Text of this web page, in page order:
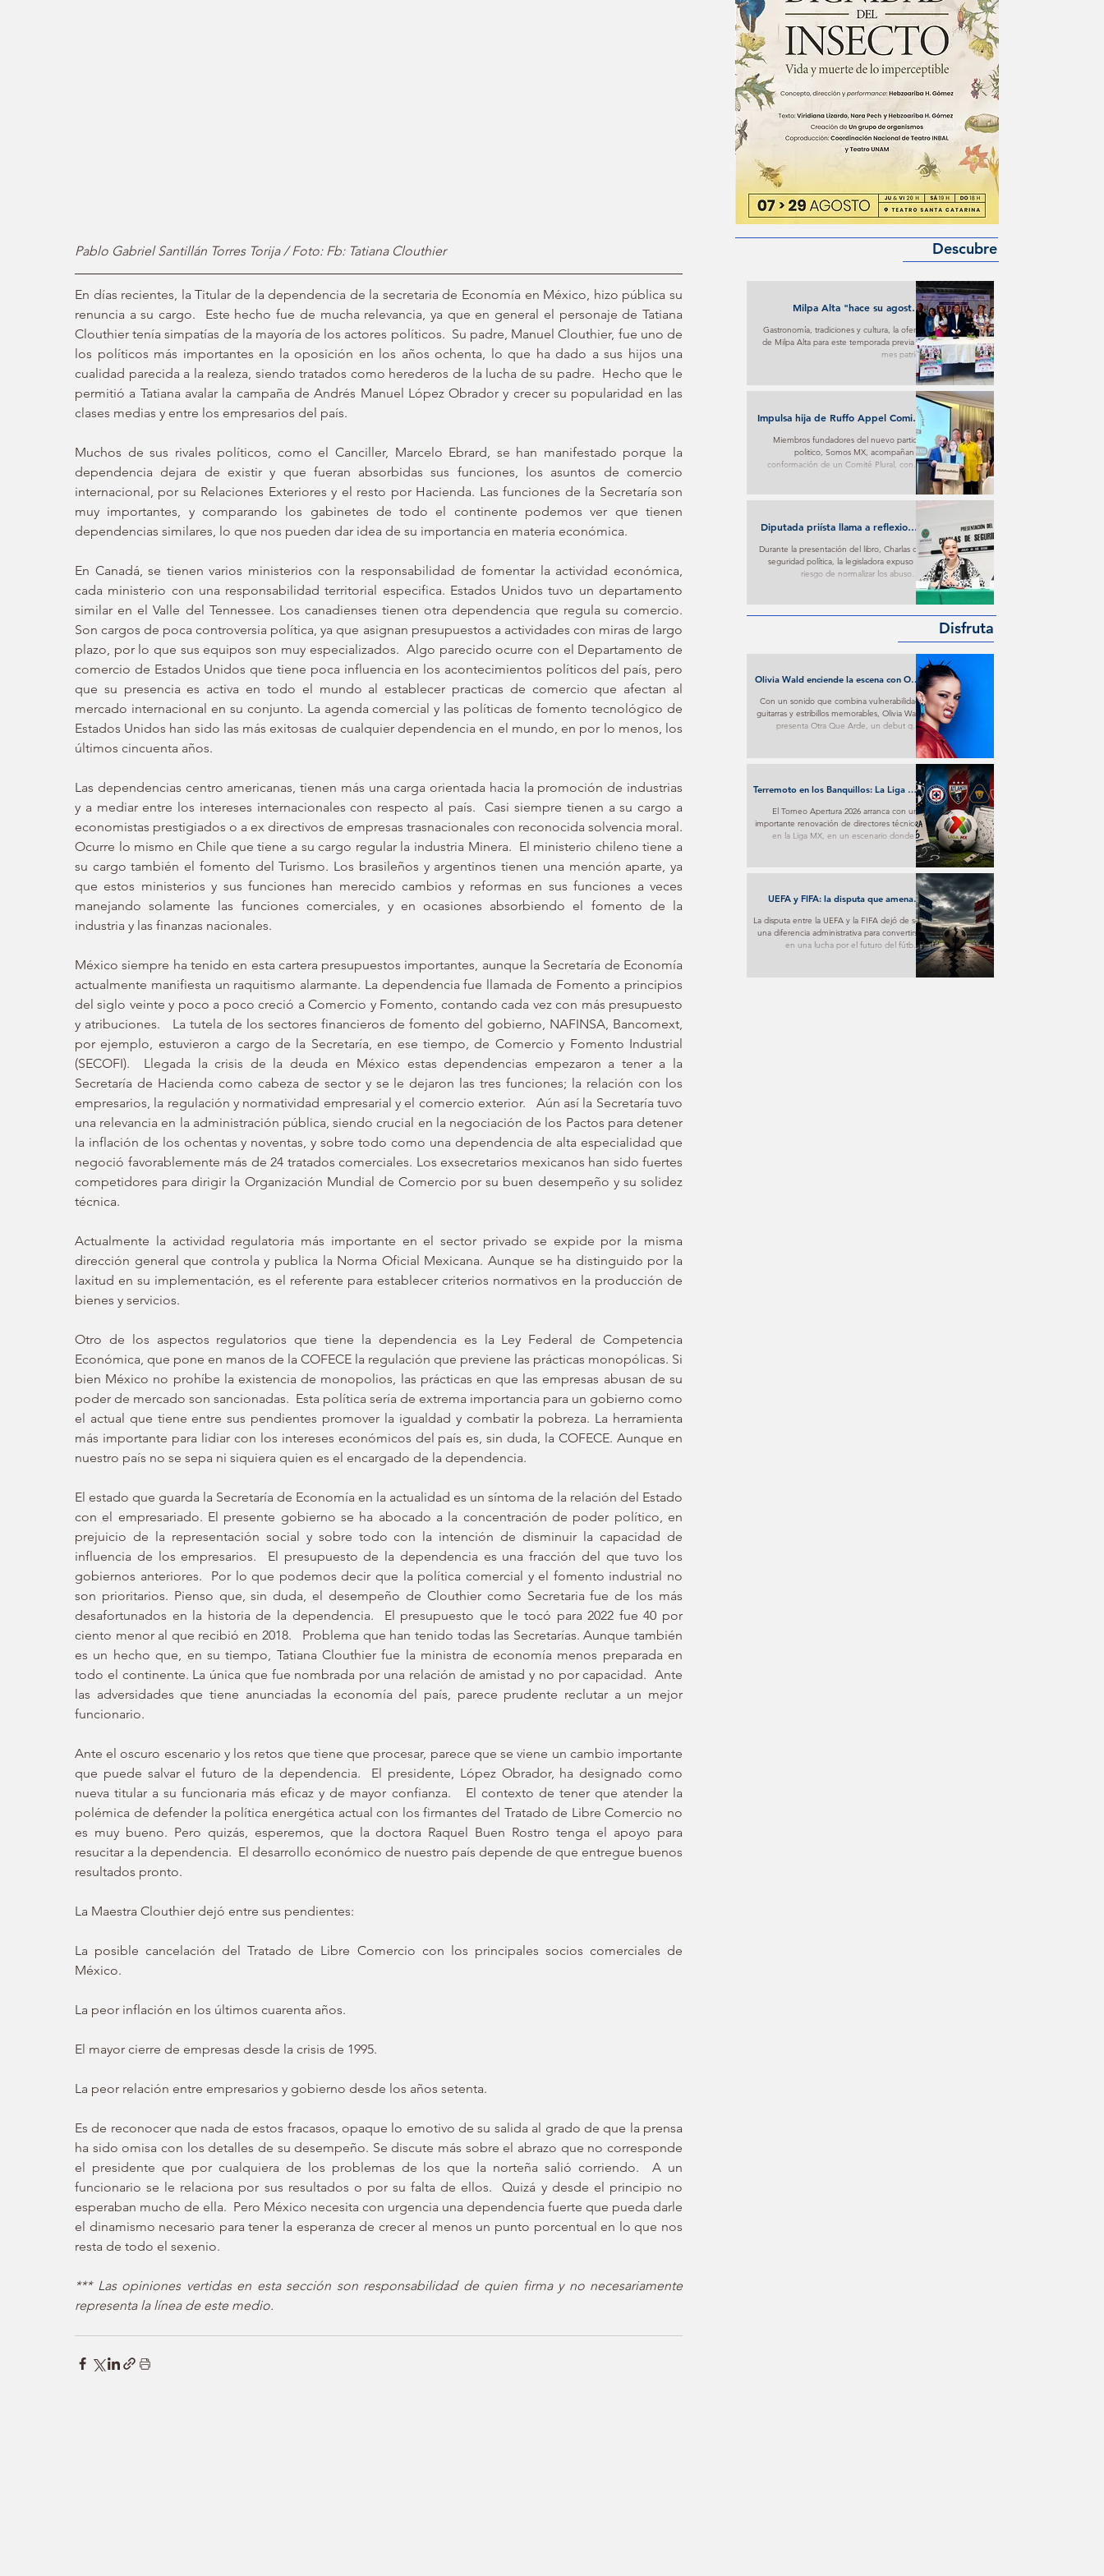
Pablo Gabriel Santillán Torres Torija / Foto: Fb: Tatiana Clouthier
En días recientes, la Titular de la dependencia de la secretaria de Economía en México, hizo pública su
renuncia a su cargo.  Este hecho fue de mucha relevancia, ya que en general el personaje de Tatiana
Clouthier tenía simpatías de la mayoría de los actores políticos.  Su padre, Manuel Clouthier, fue uno de
los políticos más importantes en la oposición en los años ochenta, lo que ha dado a sus hijos una
cualidad parecida a la realeza, siendo tratados como herederos de la lucha de su padre.  Hecho que le
permitió a Tatiana avalar la campaña de Andrés Manuel López Obrador y crecer su popularidad en las
clases medias y entre los empresarios del país.
Muchos de sus rivales políticos, como el Canciller, Marcelo Ebrard, se han manifestado porque la
dependencia dejara de existir y que fueran absorbidas sus funciones, los asuntos de comercio
internacional, por su Relaciones Exteriores y el resto por Hacienda. Las funciones de la Secretaría son
muy importantes, y comparando los gabinetes de todo el continente podemos ver que tienen
dependencias similares, lo que nos pueden dar idea de su importancia en materia económica.
En Canadá, se tienen varios ministerios con la responsabilidad de fomentar la actividad económica,
cada ministerio con una responsabilidad territorial especifica. Estados Unidos tuvo un departamento
similar en el Valle del Tennessee. Los canadienses tienen otra dependencia que regula su comercio.
Son cargos de poca controversia política, ya que asignan presupuestos a actividades con miras de largo
plazo, por lo que sus equipos son muy especializados.  Algo parecido ocurre con el Departamento de
comercio de Estados Unidos que tiene poca influencia en los acontecimientos políticos del país, pero
que su presencia es activa en todo el mundo al establecer practicas de comercio que afectan al
mercado internacional en su conjunto. La agenda comercial y las políticas de fomento tecnológico de
Estados Unidos han sido las más exitosas de cualquier dependencia en el mundo, en por lo menos, los
últimos cincuenta años.
Las dependencias centro americanas, tienen más una carga orientada hacia la promoción de industrias
y a mediar entre los intereses internacionales con respecto al país.  Casi siempre tienen a su cargo a
economistas prestigiados o a ex directivos de empresas trasnacionales con reconocida solvencia moral.
Ocurre lo mismo en Chile que tiene a su cargo regular la industria Minera.  El ministerio chileno tiene a
su cargo también el fomento del Turismo. Los brasileños y argentinos tienen una mención aparte, ya
que estos ministerios y sus funciones han merecido cambios y reformas en sus funciones a veces
manejando solamente las funciones comerciales, y en ocasiones absorbiendo el fomento de la
industria y las finanzas nacionales.
México siempre ha tenido en esta cartera presupuestos importantes, aunque la Secretaría de Economía
actualmente manifiesta un raquitismo alarmante. La dependencia fue llamada de Fomento a principios
del siglo veinte y poco a poco creció a Comercio y Fomento, contando cada vez con más presupuesto
y atribuciones.   La tutela de los sectores financieros de fomento del gobierno, NAFINSA, Bancomext,
por ejemplo, estuvieron a cargo de la Secretaría, en ese tiempo, de Comercio y Fomento Industrial
(SECOFI).  Llegada la crisis de la deuda en México estas dependencias empezaron a tener a la
Secretaría de Hacienda como cabeza de sector y se le dejaron las tres funciones; la relación con los
empresarios, la regulación y normatividad empresarial y el comercio exterior.   Aún así la Secretaría tuvo
una relevancia en la administración pública, siendo crucial en la negociación de los Pactos para detener
la inflación de los ochentas y noventas, y sobre todo como una dependencia de alta especialidad que
negoció favorablemente más de 24 tratados comerciales. Los exsecretarios mexicanos han sido fuertes
competidores para dirigir la Organización Mundial de Comercio por su buen desempeño y su solidez
técnica.
Actualmente la actividad regulatoria más importante en el sector privado se expide por la misma
dirección general que controla y publica la Norma Oficial Mexicana. Aunque se ha distinguido por la
laxitud en su implementación, es el referente para establecer criterios normativos en la producción de
bienes y servicios.
Otro de los aspectos regulatorios que tiene la dependencia es la Ley Federal de Competencia
Económica, que pone en manos de la COFECE la regulación que previene las prácticas monopólicas. Si
bien México no prohíbe la existencia de monopolios, las prácticas en que las empresas abusan de su
poder de mercado son sancionadas.  Esta política sería de extrema importancia para un gobierno como
el actual que tiene entre sus pendientes promover la igualdad y combatir la pobreza. La herramienta
más importante para lidiar con los intereses económicos del país es, sin duda, la COFECE. Aunque en
nuestro país no se sepa ni siquiera quien es el encargado de la dependencia.
El estado que guarda la Secretaría de Economía en la actualidad es un síntoma de la relación del Estado
con el empresariado. El presente gobierno se ha abocado a la concentración de poder político, en
prejuicio de la representación social y sobre todo con la intención de disminuir la capacidad de
influencia de los empresarios.  El presupuesto de la dependencia es una fracción del que tuvo los
gobiernos anteriores.  Por lo que podemos decir que la política comercial y el fomento industrial no
son prioritarios. Pienso que, sin duda, el desempeño de Clouthier como Secretaria fue de los más
desafortunados en la historia de la dependencia.  El presupuesto que le tocó para 2022 fue 40 por
ciento menor al que recibió en 2018.   Problema que han tenido todas las Secretarías. Aunque también
es un hecho que, en su tiempo, Tatiana Clouthier fue la ministra de economía menos preparada en
todo el continente. La única que fue nombrada por una relación de amistad y no por capacidad.  Ante
las adversidades que tiene anunciadas la economía del país, parece prudente reclutar a un mejor
funcionario.
Ante el oscuro escenario y los retos que tiene que procesar, parece que se viene un cambio importante
que puede salvar el futuro de la dependencia.  El presidente, López Obrador, ha designado como
nueva titular a su funcionaria más eficaz y de mayor confianza.   El contexto de tener que atender la
polémica de defender la política energética actual con los firmantes del Tratado de Libre Comercio no
es muy bueno. Pero quizás, esperemos, que la doctora Raquel Buen Rostro tenga el apoyo para
resucitar a la dependencia.  El desarrollo económico de nuestro país depende de que entregue buenos
resultados pronto.
La Maestra Clouthier dejó entre sus pendientes:
La posible cancelación del Tratado de Libre Comercio con los principales socios comerciales de
México.
La peor inflación en los últimos cuarenta años.
El mayor cierre de empresas desde la crisis de 1995.
La peor relación entre empresarios y gobierno desde los años setenta.
Es de reconocer que nada de estos fracasos, opaque lo emotivo de su salida al grado de que la prensa
ha sido omisa con los detalles de su desempeño. Se discute más sobre el abrazo que no corresponde
el presidente que por cualquiera de los problemas de los que la norteña salió corriendo.  A un
funcionario se le relaciona por sus resultados o por su falta de ellos.  Quizá y desde el principio no
esperaban mucho de ella.  Pero México necesita con urgencia una dependencia fuerte que pueda darle
el dinamismo necesario para tener la esperanza de crecer al menos un punto porcentual en lo que nos
resta de todo el sexenio.
*** Las opiniones vertidas en esta sección son responsabilidad de quien firma y no necesariamente
representa la línea de este medio.
Milpa Alta "hace su agosto"
Gastronomía, tradiciones y cultura, la oferta
de Milpa Alta para este temporada previa al
mes patrio.
Impulsa hija de Ruffo Appel Comité
en su defensa con respaldo de
fundadores de Somos MX
Miembros fundadores del nuevo partido
politico, Somos MX, acompañan la
conformación de un Comité Plural, con el
que buscan ejercer presión para conseguir
trato digno contra lo que consideran materia
de persecución.
Diputada priísta llama a reflexionar
sobre imposiciones oficialistas
Durante la presentación del libro, Charlas de
seguridad política, la legisladora expuso el
riesgo de normalizar los abusos e
imposiciones oficialistas.
Disfruta
Olivia Wald enciende la escena con Otra
Que Arde: El desamor Pop al más puro
estilo de la narrativa estadounidense
Con un sonido que combina vulnerabilidad,
guitarras y estribillos memorables, Olivia Wald
presenta Otra Que Arde, un debut que
transforma el desamor en una poderosa
experiencia pop y marca un nuevo paso en
su proyección internacional.
Terremoto en los Banquillos: La Liga MX
Reinventa sus Liderazgos para el
Apertura 2026
El Torneo Apertura 2026 arranca con una
importante renovación de directores técnicos
en la Liga MX, en un escenario donde la
estrategia y los nuevos proyectos buscarán
marcar la diferencia desde la primera jornada.
UEFA y FIFA: la disputa que amenaza
con fracturar al fútbol mundial
La disputa entre la UEFA y la FIFA dejó de ser
una diferencia administrativa para convertirse
en una lucha por el futuro del fútbol.
Mientras una apuesta por nuevos modelos
Descubre